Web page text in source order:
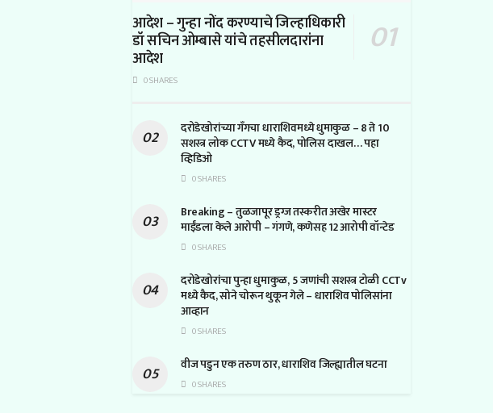
आदेश – गुन्हा नोंद करण्याचे जिल्हाधिकारी
डॉ सचिन ओम्बासे यांचे तहसीलदारांना
आदेश
0 SHARES
दरोडेखोरांच्या गँगचा धाराशिवमध्ये धुमाकुळ – 8 ते 10
सशस्त्र लोक CCTV मध्ये कैद, पोलिस दाखल… पहा
व्हिडिओ
0 SHARES
Breaking – तुळजापूर ड्रग्ज तस्करीत अखेर मास्टर
माईंडला केले आरोपी – गंगणे, कणेसह 12 आरोपी वॉन्टेड
0 SHARES
दरोडेखोरांचा पुन्हा धुमाकुळ, 5 जणांची सशस्त्र टोळी CCTv
मध्ये कैद, सोने चोरून थुकून गेले – धाराशिव पोलिसांना
आव्हान
0 SHARES
वीज पडुन एक तरुण ठार, धाराशिव जिल्ह्यातील घटना
0 SHARES